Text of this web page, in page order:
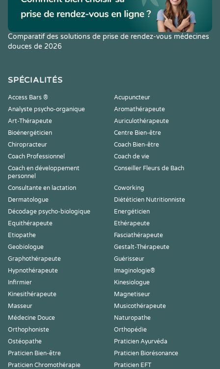
Comparatif des solutions de prise de rendez-vous médecines
douces de 2026
SPÉCIALITÉS
Access Bars ®
Acupuncteur
Analyste psycho-organique
Aromathérapeute
Art-Thérapeute
Auriculothérapeute
Bioénergéticien
Centre Bien-être
Chiropracteur
Coach Bien-être
Coach Professionnel
Coach de vie
Coach en développement
personnel
Conseiller Fleurs de Bach
Consultante en lactation
Coworking
Dermatologue
Diététicien Nutritionniste
Décodage psycho-biologique
Energéticien
Equithérapeute
Ethérapeute
Etiopathe
Fasciathérapeute
Geobiologue
Gestalt-Thérapeute
Graphothérapeute
Guérisseur
Hypnothérapeute
Imaginologie®
Infirmier
Kinesiologue
Kinesithérapeute
Magnetiseur
Masseur
Musicothérapeute
Médecine Douce
Naturopathe
Orthophoniste
Orthopédie
Ostéopathe
Praticien Ayurvéda
Praticien Bien-être
Praticien Biorésonance
Praticien Chromothérapie
Praticien EFT